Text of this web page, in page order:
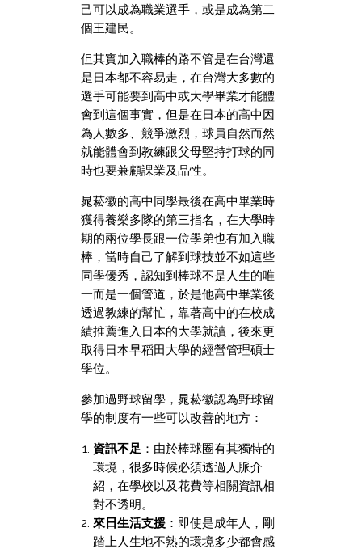
己可以成為職業選手，或是成為第二
個王建民。
但其實加入職棒的路不管是在台灣還
是日本都不容易走，在台灣大多數的
選手可能要到高中或大學畢業才能體
會到這個事實，但是在日本的高中因
為人數多、競爭激烈，球員自然而然
就能體會到教練跟父母堅持打球的同
時也要兼顧課業及品性。
晁菘徽的高中同學最後在高中畢業時
獲得養樂多隊的第三指名，在大學時
期的兩位學長跟一位學弟也有加入職
棒，當時自己了解到球技並不如這些
同學優秀，認知到棒球不是人生的唯
一而是一個管道，於是他高中畢業後
透過教練的幫忙，靠著高中的在校成
績推薦進入日本的大學就讀，後來更
取得日本早稻田大學的經營管理碩士
學位。
參加過野球留學，晁菘徽認為野球留
學的制度有一些可以改善的地方：
資訊不足 ：由於棒球圈有其獨特的
環境，很多時候必須透過人脈介
紹，在學校以及花費等相關資訊相
對不透明。
來日生活支援 ：即使是成年人，剛
踏上人生地不熟的環境多少都會感